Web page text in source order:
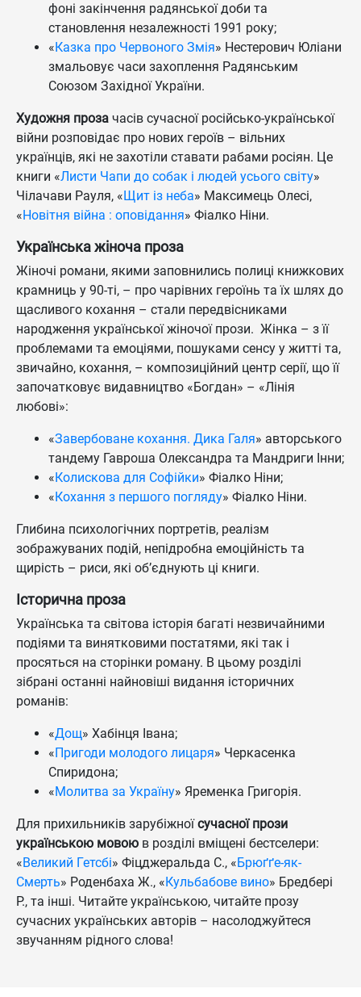
фоні закінчення радянської доби та
становлення незалежності 1991 року;
«Казка про Червоного Змія» Нестерович Юліани
змальовує часи захоплення Радянським
Союзом Західної України.
Художня проза часів сучасної російсько-української
війни розповідає про нових героїв – вільних
українців, які не захотіли ставати рабами росіян. Це
книги «Листи Чапи до собак і людей усього світу»
Чілачави Рауля, «Щит із неба» Максимець Олесі,
«Новітня війна : оповідання» Фіалко Ніни.
Українська жіноча проза
Жіночі романи, якими заповнились полиці книжкових
крамниць у 90-ті, – про чарівних героїнь та їх шлях до
щасливого кохання – стали передвісниками
народження української жіночої прози. Жінка – з її
проблемами та емоціями, пошуками сенсу у житті та,
звичайно, кохання, – композиційний центр серії, що її
започатковує видавництво «Богдан» – «Лінія
любові»:
«Завербоване кохання. Дика Галя» авторського
тандему Гавроша Олександра та Мандриги Інни;
«Колискова для Софійки» Фіалко Ніни;
«Кохання з першого погляду» Фіалко Ніни.
Глибина психологічних портретів, реалізм
зображуваних подій, непідробна емоційність та
щирість – риси, які об’єднують ці книги.
Історична проза
Українська та світова історія багаті незвичайними
подіями та винятковими постатями, які так і
просяться на сторінки роману. В цьому розділі
зібрані останні найновіші видання історичних
романів:
«Дощ» Хабінця Івана;
«Пригоди молодого лицаря» Черкасенка
Спиридона;
«Молитва за Україну» Яременка Григорія.
Для прихильників зарубіжноїсучасної прози
українською мовою в розділі вміщені бестселери:
«Великий Гетсбі» Фіцджеральда С., «Брюґґе-як-
Смерть» Роденбаха Ж., «Кульбабове вино» Бредбері
Р., та інші. Читайте українською, читайте прозу
сучасних українських авторів – насолоджуйтеся
звучанням рідного слова!